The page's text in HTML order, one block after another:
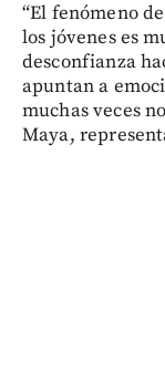
“El fenómeno
los jóvenes es
desconfianza
apuntan a
muchas veces
Maya,